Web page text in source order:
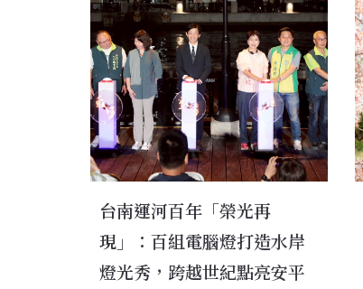
台南運河百年「榮光再
現」：百組電腦燈打造水岸
燈光秀，跨越世紀點亮安平